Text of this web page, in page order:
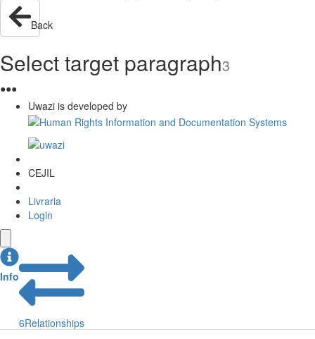
Back
Select target paragraph3
●●●
Uwazi is developed by
CEJIL
Livraria
Login
Info
6Relationships